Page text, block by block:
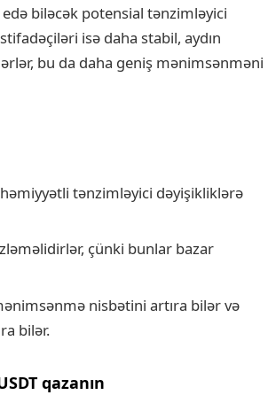
biləcək potensial tənzimləyici
isə daha stabil, aydın
bu da daha geniş mənimsənməni
tənzimləyici dəyişikliklərə
çünki bunlar bazar
nisbətini artıra bilər və
bilər.
qazanın